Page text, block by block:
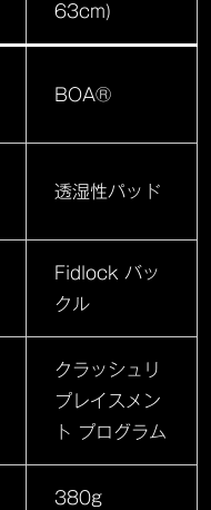
63cm)
BOA®
透湿性パッド
Fidlock バッ
クル
クラッシュリ
プレイスメン
ト プログラム
380g